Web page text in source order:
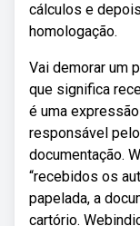
cálculos e
homologação.
Vai demorar um
que significa
é uma
responsável
documentação.
“recebidos os
papelada, a
cartório.